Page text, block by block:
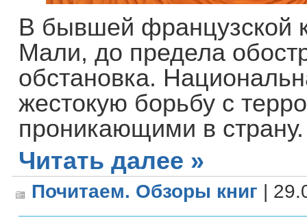
В бывшей французской
Мали, до предела
обстановка.
жестокую борьбу с
проникающими в страну.
Читать далее »
Почитаем. Обзоры книг |